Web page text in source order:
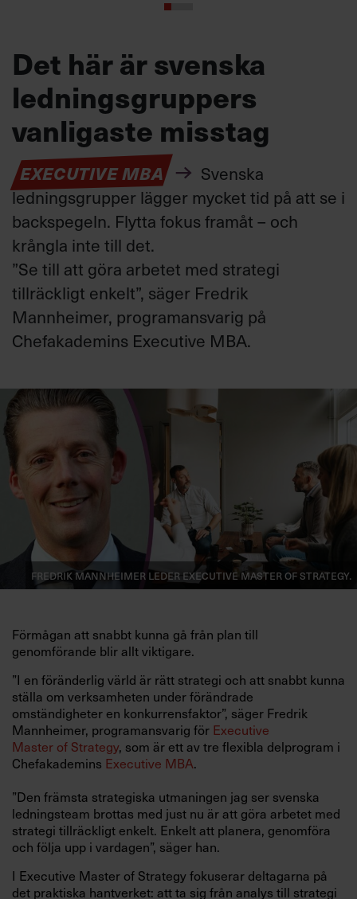
Det här är svenska
ledningsgruppers
vanligaste misstag
EXECUTIVE MBA
Svenska
ledningsgrupper lägger mycket tid på att se i
backspegeln. Flytta fokus framåt – och
krångla inte till det.
”Se till att göra arbetet med strategi
tillräckligt enkelt”, säger Fredrik
Mannheimer, programansvarig på
Chefakademins Executive MBA.
Fredrik Mannheimer leder Executive Master of Strategy.
Förmågan att snabbt kunna gå från plan till
genomförande blir allt viktigare.
”I en föränderlig värld är rätt strategi och att snabbt kunna
ställa om verksamheten under förändrade
omständigheter en konkurrensfaktor”, säger Fredrik
Mannheimer, programansvarig för Executive
Master of Strategy, som är ett av tre flexibla delprogram i
Chefakademins Executive MBA.
”Den främsta strategiska utmaningen jag ser svenska
ledningsteam brottas med just nu är att göra arbetet med
strategi tillräckligt enkelt. Enkelt att planera, genomföra
och följa upp i vardagen”, säger han.
I Executive Master of Strategy fokuserar deltagarna på
det praktiska hantverket: att ta sig från analys till strategi